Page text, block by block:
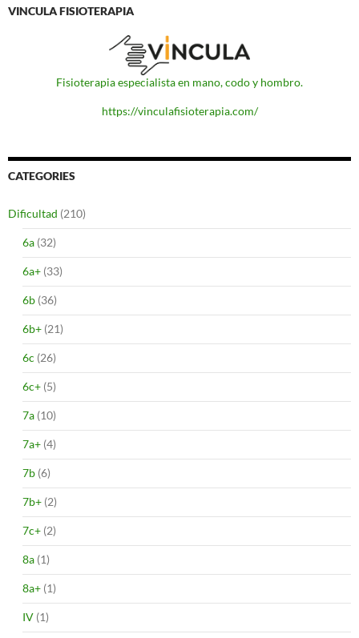
VINCULA FISIOTERAPIA
Fisioterapia especialista en mano, codo y hombro.
https://vinculafisioterapia.com/
CATEGORIES
Dificultad (210)
6a (32)
6a+ (33)
6b (36)
6b+ (21)
6c (26)
6c+ (5)
7a (10)
7a+ (4)
7b (6)
7b+ (2)
7c+ (2)
8a (1)
8a+ (1)
IV (1)